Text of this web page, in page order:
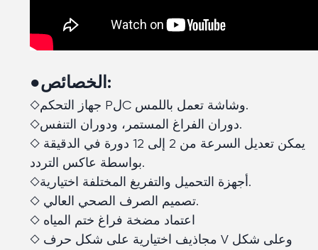
●الخصائص:
◇جهاز التحكم PلC وشاشة تعمل باللمس.
◇دوران الفراغ المستمر، ودوران التنفس.
◇ يمكن تعديل السرعة من 2 إلى 12 دورة في الدقيقة
بواسطة عاكس التردد.
◇أجهزة التحميل والتفريغ المختلفة اختيارية.
◇ تصميم الصرف الصحي العالي.
◇ اعتماد مضخة فراغ ختم المياه
◇ مجاذيف اختيارية على شكل حرف V وعلى شكل